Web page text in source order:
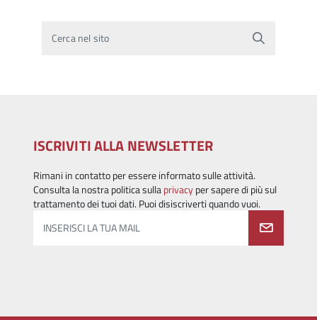
Cerca nel sito
ISCRIVITI ALLA NEWSLETTER
Rimani in contatto per essere informato sulle attività.
Consulta la nostra politica sullaprivacyper sapere di più sul
trattamento dei tuoi dati. Puoi disiscriverti quando vuoi.
INSERISCI LA TUA MAIL